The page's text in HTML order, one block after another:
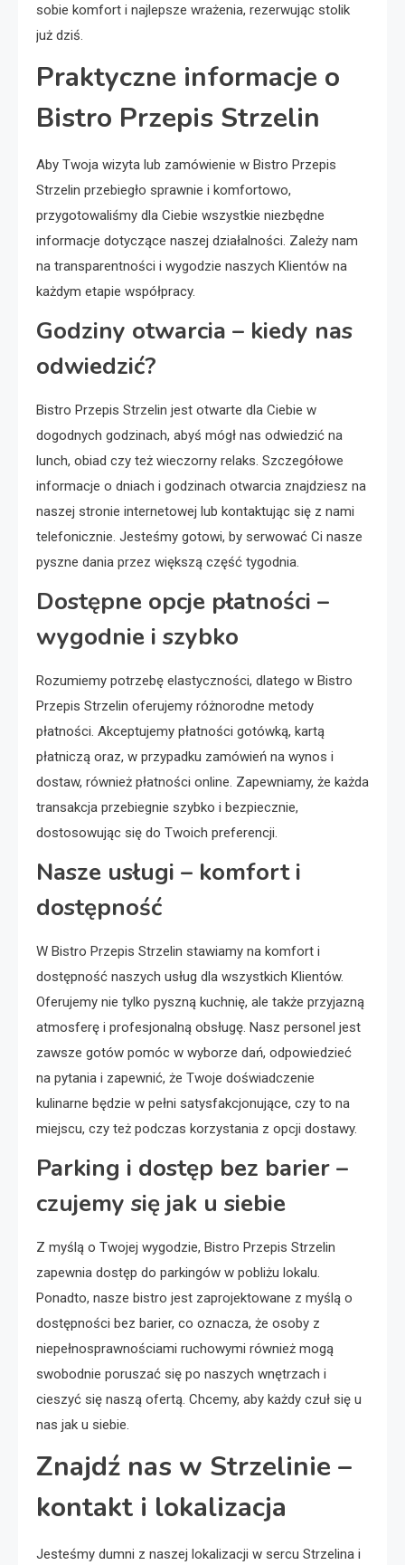
sobie komfort i najlepsze wrażenia, rezerwując stolik
już dziś.
Praktyczne informacje o
Bistro Przepis Strzelin
Aby Twoja wizyta lub zamówienie w Bistro Przepis
Strzelin przebiegło sprawnie i komfortowo,
przygotowaliśmy dla Ciebie wszystkie niezbędne
informacje dotyczące naszej działalności. Zależy nam
na transparentności i wygodzie naszych Klientów na
każdym etapie współpracy.
Godziny otwarcia – kiedy nas
odwiedzić?
Bistro Przepis Strzelin jest otwarte dla Ciebie w
dogodnych godzinach, abyś mógł nas odwiedzić na
lunch, obiad czy też wieczorny relaks. Szczegółowe
informacje o dniach i godzinach otwarcia znajdziesz na
naszej stronie internetowej lub kontaktując się z nami
telefonicznie. Jesteśmy gotowi, by serwować Ci nasze
pyszne dania przez większą część tygodnia.
Dostępne opcje płatności –
wygodnie i szybko
Rozumiemy potrzebę elastyczności, dlatego w Bistro
Przepis Strzelin oferujemy różnorodne metody
płatności. Akceptujemy płatności gotówką, kartą
płatniczą oraz, w przypadku zamówień na wynos i
dostaw, również płatności online. Zapewniamy, że każda
transakcja przebiegnie szybko i bezpiecznie,
dostosowując się do Twoich preferencji.
Nasze usługi – komfort i
dostępność
W Bistro Przepis Strzelin stawiamy na komfort i
dostępność naszych usług dla wszystkich Klientów.
Oferujemy nie tylko pyszną kuchnię, ale także przyjazną
atmosferę i profesjonalną obsługę. Nasz personel jest
zawsze gotów pomóc w wyborze dań, odpowiedzieć
na pytania i zapewnić, że Twoje doświadczenie
kulinarne będzie w pełni satysfakcjonujące, czy to na
miejscu, czy też podczas korzystania z opcji dostawy.
Parking i dostęp bez barier –
czujemy się jak u siebie
Z myślą o Twojej wygodzie, Bistro Przepis Strzelin
zapewnia dostęp do parkingów w pobliżu lokalu.
Ponadto, nasze bistro jest zaprojektowane z myślą o
dostępności bez barier, co oznacza, że osoby z
niepełnosprawnościami ruchowymi również mogą
swobodnie poruszać się po naszych wnętrzach i
cieszyć się naszą ofertą. Chcemy, aby każdy czuł się u
nas jak u siebie.
Znajdź nas w Strzelinie –
kontakt i lokalizacja
Jesteśmy dumni z naszej lokalizacji w sercu Strzelina i